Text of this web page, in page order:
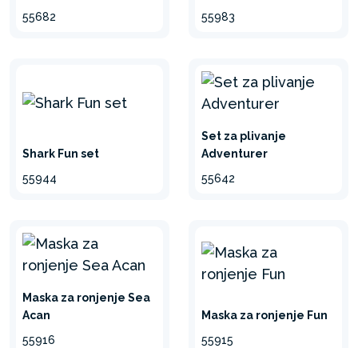
55682
55983
Shark Fun set
55944
Set za plivanje
Adventurer
55642
Maska za ronjenje Sea
Acan
55916
Maska za ronjenje Fun
55915